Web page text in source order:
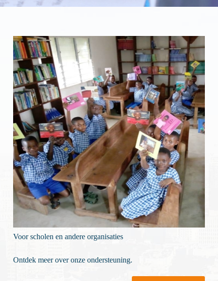
Voor scholen en andere organisaties
Ontdek meer over onze ondersteuning.